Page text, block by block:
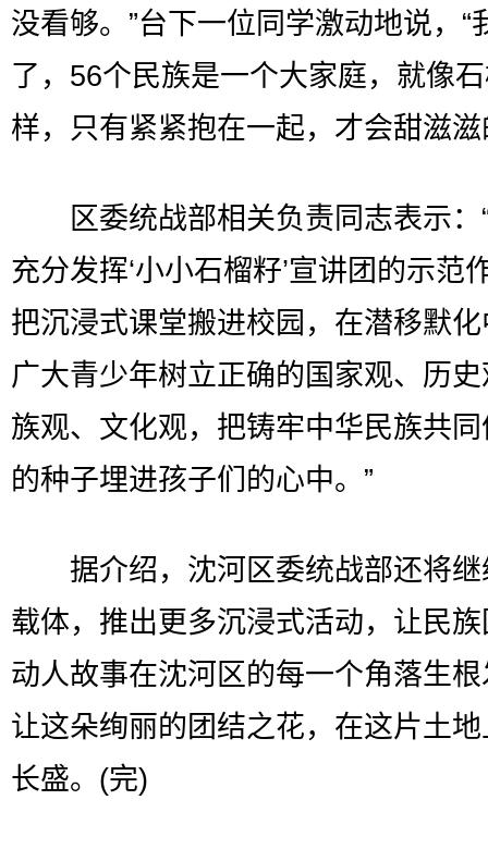
没看够。”台下一位同学激动地说，“
了，56个民族是一个大家庭，就像
样，只有紧紧抱在一起，才会甜滋滋
区委统战部相关负责同志表示：
充分发挥‘小小石榴籽’宣讲团的示范
把沉浸式课堂搬进校园，在潜移默
广大青少年树立正确的国家观、历
族观、文化观，把铸牢中华民族共
的种子埋进孩子们的心中。”
据介绍，沈河区委统战部还将继
载体，推出更多沉浸式活动，让民
动人故事在沈河区的每一个角落生
让这朵绚丽的团结之花，在这片土
长盛。(完)